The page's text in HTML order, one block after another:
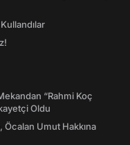
“Rahmi Koç
Oldu
Umut Hakkına